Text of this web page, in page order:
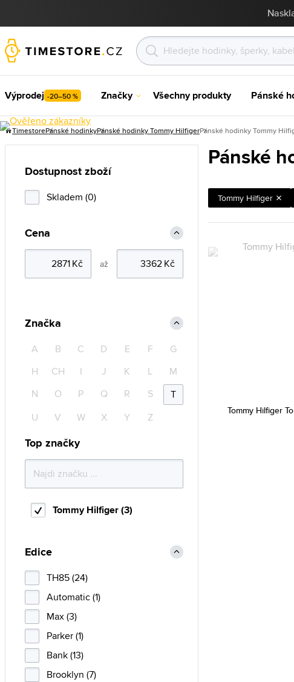
Výprodej -20–50 % Značky Všechny produkty Pánské
TimestorePánské hodinkyPánské hodinky Tommy HilfigerPánské hodinky Tommy
Pánské
Tommy Hilfiger
Tommy Hilfiger
Dostupnost zboží
Skladem (0)
Cena
až
Značka
A B C D E F
G
H
CH I J K L
M
N
O P Q R S
T
U
V W X Y Z
Top značky
Tommy Hilfiger (3)
Edice
TH85 (24)
Automatic (1)
Max (3)
Parker (1)
Bank (13)
Brooklyn (7)